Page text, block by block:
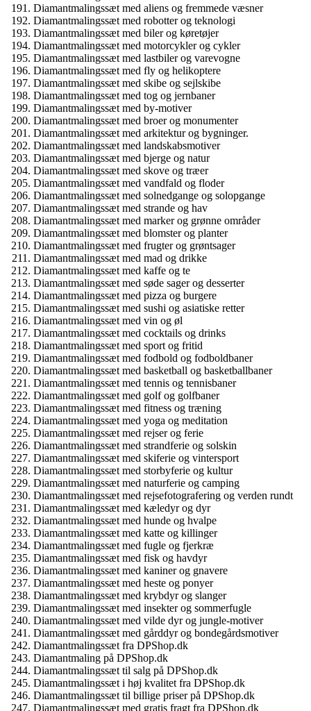
Diamantmalingssæt med aliens og fremmede væsner
Diamantmalingssæt med robotter og teknologi
Diamantmalingssæt med biler og køretøjer
Diamantmalingssæt med motorcykler og cykler
Diamantmalingssæt med lastbiler og varevogne
Diamantmalingssæt med fly og helikoptere
Diamantmalingssæt med skibe og sejlskibe
Diamantmalingssæt med tog og jernbaner
Diamantmalingssæt med by-motiver
Diamantmalingssæt med broer og monumenter
Diamantmalingssæt med arkitektur og bygninger.
Diamantmalingssæt med landskabsmotiver
Diamantmalingssæt med bjerge og natur
Diamantmalingssæt med skove og træer
Diamantmalingssæt med vandfald og floder
Diamantmalingssæt med solnedgange og solopgange
Diamantmalingssæt med strande og hav
Diamantmalingssæt med marker og grønne områder
Diamantmalingssæt med blomster og planter
Diamantmalingssæt med frugter og grøntsager
Diamantmalingssæt med mad og drikke
Diamantmalingssæt med kaffe og te
Diamantmalingssæt med søde sager og desserter
Diamantmalingssæt med pizza og burgere
Diamantmalingssæt med sushi og asiatiske retter
Diamantmalingssæt med vin og øl
Diamantmalingssæt med cocktails og drinks
Diamantmalingssæt med sport og fritid
Diamantmalingssæt med fodbold og fodboldbaner
Diamantmalingssæt med basketball og basketballbaner
Diamantmalingssæt med tennis og tennisbaner
Diamantmalingssæt med golf og golfbaner
Diamantmalingssæt med fitness og træning
Diamantmalingssæt med yoga og meditation
Diamantmalingssæt med rejser og ferie
Diamantmalingssæt med strandferie og solskin
Diamantmalingssæt med skiferie og vintersport
Diamantmalingssæt med storbyferie og kultur
Diamantmalingssæt med naturferie og camping
Diamantmalingssæt med rejsefotografering og verden rundt
Diamantmalingssæt med kæledyr og dyr
Diamantmalingssæt med hunde og hvalpe
Diamantmalingssæt med katte og killinger
Diamantmalingssæt med fugle og fjerkræ
Diamantmalingssæt med fisk og havdyr
Diamantmalingssæt med kaniner og gnavere
Diamantmalingssæt med heste og ponyer
Diamantmalingssæt med krybdyr og slanger
Diamantmalingssæt med insekter og sommerfugle
Diamantmalingssæt med vilde dyr og jungle-motiver
Diamantmalingssæt med gårddyr og bondegårdsmotiver
Diamantmalingssæt fra DPShop.dk
Diamantmaling på DPShop.dk
Diamantmalingssæt til salg på DPShop.dk
Diamantmalingssæt i høj kvalitet fra DPShop.dk
Diamantmalingssæt til billige priser på DPShop.dk
Diamantmalingssæt med gratis fragt fra DPShop.dk